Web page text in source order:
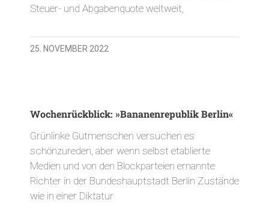
Steuer- und Abgabenquote weltweit,
25. NOVEMBER 2022
Wochenrückblick: »Bananenrepublik Berlin«
Grünlinke Gutmenschen versuchen es
schönzureden, aber wenn selbst etablierte
Medien und von den Blockparteien ernannte
Richter in der Bundeshauptstadt Berlin Zustände
wie in einer Diktatur